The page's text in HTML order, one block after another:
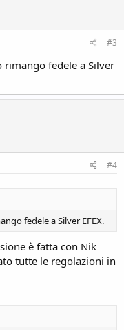
#3
rimango fedele a Silver
#4
fedele a Silver EFEX.
è fatta con Nik
tutte le regolazioni in